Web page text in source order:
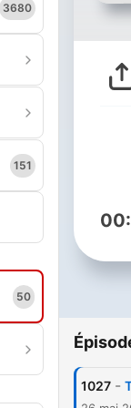
3680
151
50
1027 -